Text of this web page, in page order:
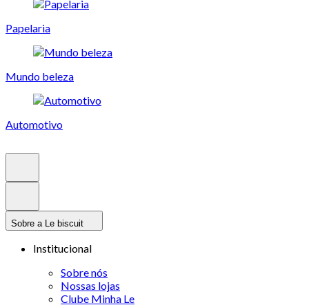
Papelaria
Mundo beleza
Automotivo
Sobre a Le biscuit
Institucional
Sobre nós
Nossas lojas
Clube Minha Le